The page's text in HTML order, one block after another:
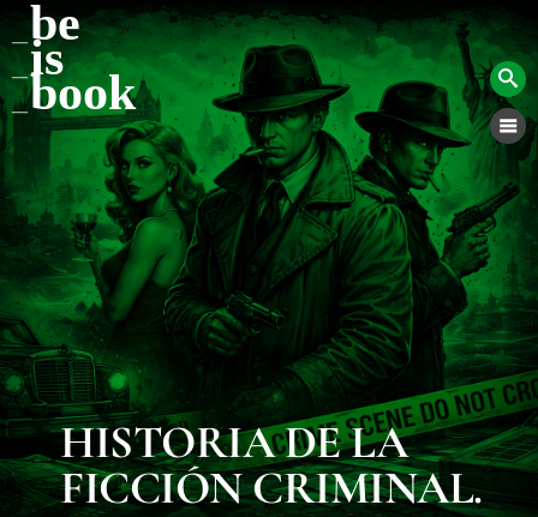
be
is
book
HISTORIA DE LA
FICCIÓN CRIMINAL.